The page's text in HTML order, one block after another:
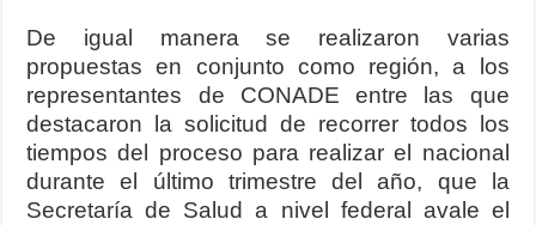
De igual manera se realizaron varias
propuestas en conjunto como región, a los
representantes de CONADE entre las que
destacaron la solicitud de recorrer todos los
tiempos del proceso para realizar el nacional
durante el último trimestre del año, que la
Secretaría de Salud a nivel federal avale el